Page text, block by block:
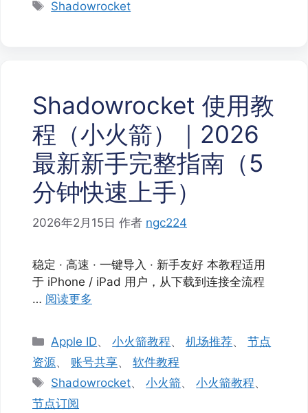
标
Shadowrocket
Shadowrocket 使用教
程（小火箭）｜2026
最新新手完整指南（5
分钟快速上手）
2026年2月15日 作者 ngc224
稳定 · 高速 · 一键导入 · 新手友好 本教程适用
于 iPhone / iPad 用户，从下载到连接全流程
… 阅读更多
分
类
Apple ID、小火箭教程、机场推荐、节点
资源、 账号共享、 软件教程
标
签
Shadowrocket、小火箭、小火箭教程、
节点订阅